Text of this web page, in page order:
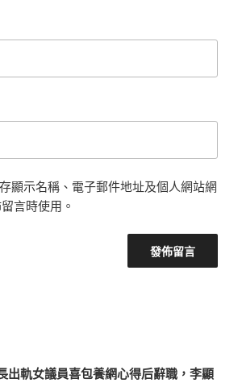
顯示名稱、電子郵件地址及個人網站網
言時使用。
出軌女議員喜包養網心得后辭職，李顯